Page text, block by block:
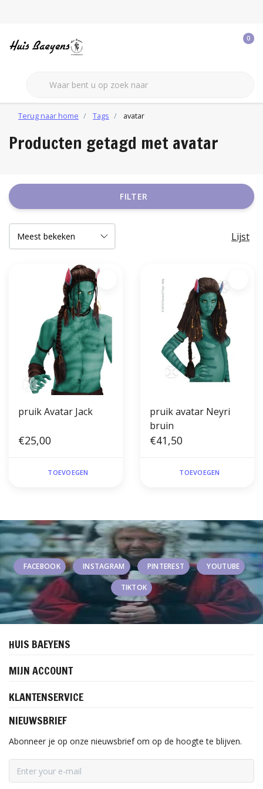
0
Terug naar home Tags avatar
Producten getagd met avatar
FILTER
Lijst
pruik Avatar Jack
€25,00
TOEVOEGEN
pruik avatar Neyri
bruin
€41,50
TOEVOEGEN
FACEBOOK INSTAGRAM PINTEREST YOUTUBE
TIKTOK
HUIS BAEYENS
MIJN ACCOUNT
KLANTENSERVICE
NIEUWSBRIEF
Abonneer je op onze nieuwsbrief om op de hoogte te blijven.